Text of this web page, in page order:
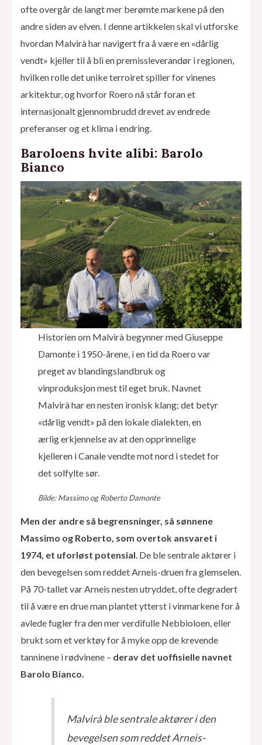
ofte overgår de langt mer berømte markene på den
andre siden av elven. I denne artikkelen skal vi utforske
hvordan Malvirà har navigert fra å være en «dårlig
vendt» kjeller til å bli en premissleverandør i regionen,
hvilken rolle det unike terroiret spiller for vinenes
arkitektur, og hvorfor Roero nå står foran et
internasjonalt gjennombrudd drevet av endrede
preferanser og et klima i endring.
Baroloens hvite alibi: Barolo
Bianco
Historien om Malvirà begynner med Giuseppe
Damonte i 1950-årene, i en tid da Roero var
preget av blandingslandbruk og
vinproduksjon mest til eget bruk. Navnet
Malvirà har en nesten ironisk klang; det betyr
«dårlig vendt» på den lokale dialekten, en
ærlig erkjennelse av at den opprinnelige
kjelleren i Canale vendte mot nord i stedet for
det solfylte sør.
Bilde: Massimo og Roberto Damonte
Men der andre så begrensninger, så sønnene
Massimo og Roberto, som overtok ansvaret i
1974, et uforløst potensial . De ble sentrale aktører i
den bevegelsen som reddet Arneis-druen fra glemselen.
På 70-tallet var Arneis nesten utryddet, ofte degradert
til å være en drue man plantet ytterst i vinmarkene for å
avlede fugler fra den mer verdifulle Nebbioloen, eller
brukt som et verktøy for å myke opp de krevende
tanninene i rødvinene – derav det uoffisielle navnet
Barolo Bianco.
Malvirà ble sentrale aktører i den
bevegelsen som reddet Arneis-